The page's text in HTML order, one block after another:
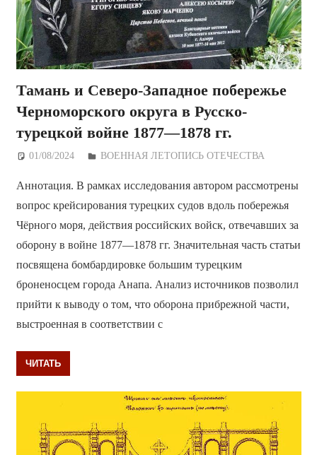
Тамань и Северо-Западное побережье
Черноморского округа в Русско-
турецкой войне 1877—1878 гг.
01/08/2024 Дежурный по Редакции
ВОЕННАЯ ЛЕТОПИСЬ ОТЕЧЕСТВА
Аннотация. В рамках исследования автором рассмотрены
вопрос крейсирования турецких судов вдоль побережья
Чёрного моря, действия российских войск, отвечавших за
оборону в войне 1877—1878 гг. Значительная часть статьи
посвящена бомбардировке большим турецким
броненосцем города Анапа. Анализ источников позволил
прийти к выводу о том, что оборона прибрежной части,
выстроенная в соответствии с
ЧИТАТЬ